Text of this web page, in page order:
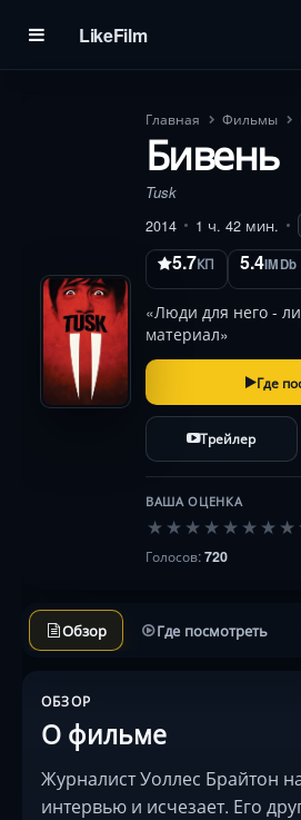
LikeFilm
Главная Фильмы
Бивень
Tusk
2014
1 ч. 42 мин.
5.7КП 5.4IMDb
«Люди для него -
материал»
Где
Трейлер
ВАША ОЦЕНКА
★ ★ ★ ★ ★ ★ ★ ★
Голосов:720
Обзор Где посмотреть
ОБЗОР
О фильме
Журналист Уоллес Брайтон
интервью и исчезает. Его